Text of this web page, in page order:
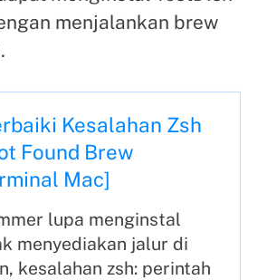
menjalankan brew
Kesalahan Zsh
Found Brew
Mac]
lupa menginstal
menyediakan jalur di
kesalahan zsh: perintah